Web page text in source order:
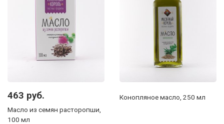
463 руб.
Масло из семян расторопши,
100 мл
Конопляное масло, 250 мл